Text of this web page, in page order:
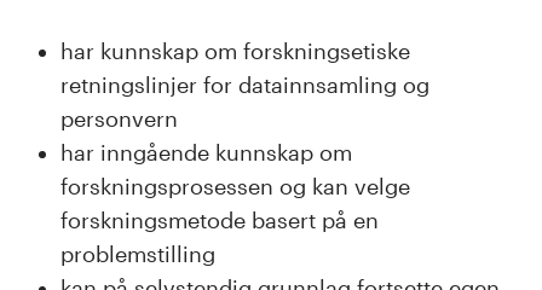
har kunnskap om forskningsetiske
retningslinjer for datainnsamling og
personvern
har inngående kunnskap om
forskningsprosessen og kan velge
forskningsmetode basert på en
problemstilling